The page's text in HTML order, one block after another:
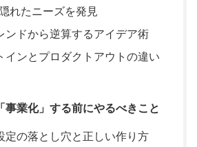
れたニーズを発見
ンドから逆算するアイデア術
インとプロダクトアウトの違い
事業化」する前にやるべきこと
定の落とし穴と正しい作り方